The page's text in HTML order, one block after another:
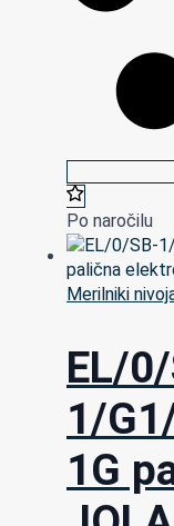
Po naročilu
Merilniki
EL/
1/
1G